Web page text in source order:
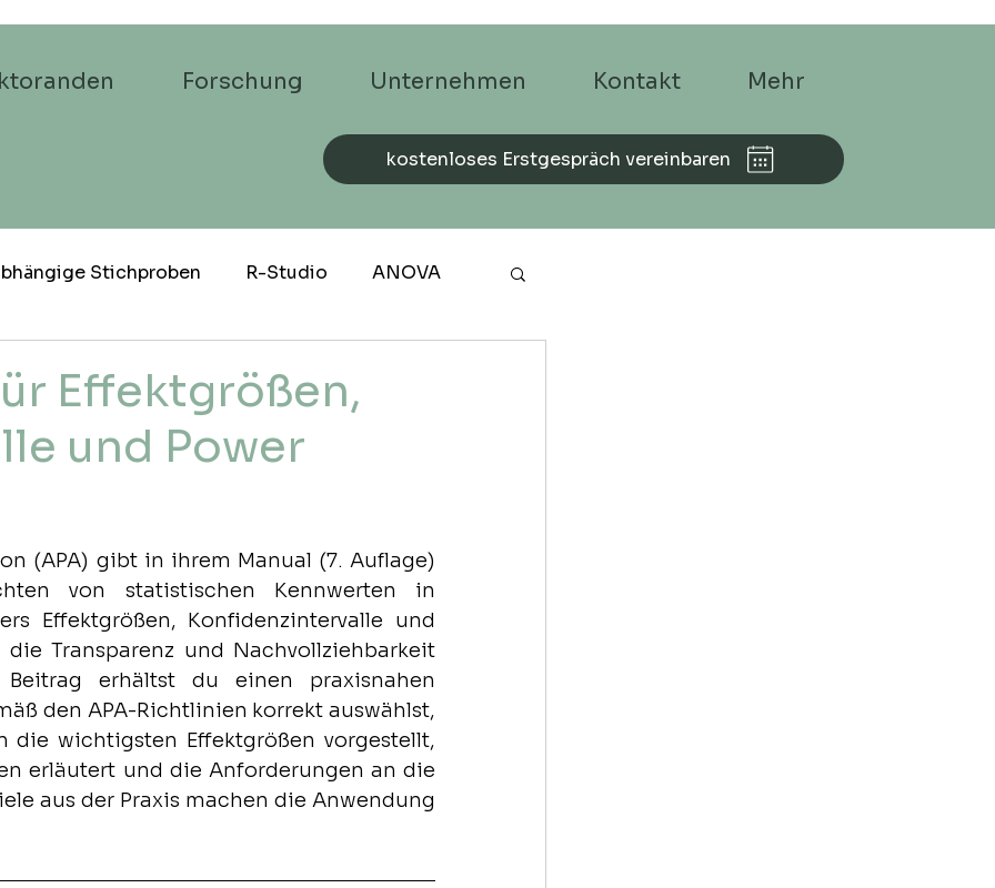
kostenloses Erstgespräch vereinbaren
Forschung Unternehmen Kontakt Mehr
Stichproben R-Studio ANOVA
Effektgrößen,
und Power
(APA) gibt in ihrem Manual (7. Auflage)
von statistischen Kennwerten in
Effektgrößen, Konfidenzintervalle und
Transparenz und Nachvollziehbarkeit
erhältst du einen praxisnahen
den APA-Richtlinien korrekt auswählst,
die wichtigsten Effektgrößen vorgestellt,
erläutert und die Anforderungen an die
aus der Praxis machen die Anwendung